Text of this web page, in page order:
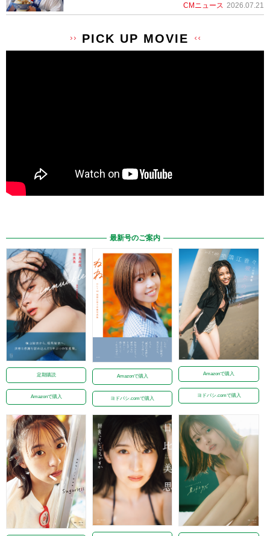
CMニュース 2026.07.21
PICK UP MOVIE
最新号のご案内
定期購読
Amazonで購入
Amazonで購入
ヨドバシ.comで購入
Amazonで購入
ヨドバシ.comで購入